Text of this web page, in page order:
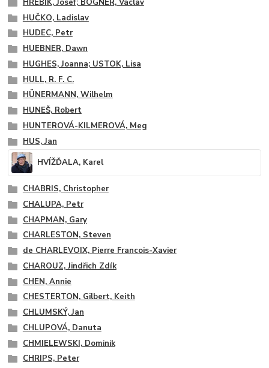
HŘEBÍK, Josef; BOGNER, Václav
HUČKO, Ladislav
HUDEC, Petr
HUEBNER, Dawn
HUGHES, Joanna; USTOK, Lisa
HULL, R. F. C.
HÜNERMANN, Wilhelm
HUNEŠ, Robert
HUNTEROVÁ-KILMEROVÁ, Meg
HUS, Jan
HVÍŽĎALA, Karel
CHABRIS, Christopher
CHALUPA, Petr
CHAPMAN, Gary
CHARLESTON, Steven
de CHARLEVOIX, Pierre Francois-Xavier
CHAROUZ, Jindřich Zdík
CHEN, Annie
CHESTERTON, Gilbert, Keith
CHLUMSKÝ, Jan
CHLUPOVÁ, Danuta
CHMIELEWSKI, Dominik
CHRIPS, Peter